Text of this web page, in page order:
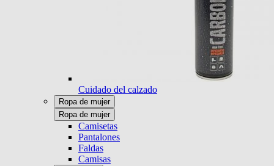
Cuidado del calzado
Ropa de mujer
Ropa de mujer
Camisetas
Pantalones
Faldas
Camisas